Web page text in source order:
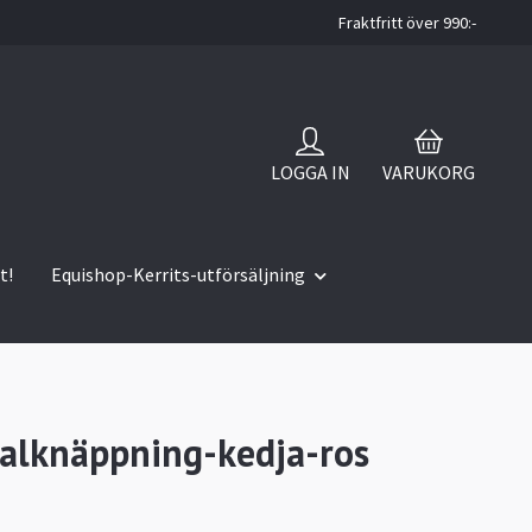
Fraktfritt över 990:-
LOGGA IN VARUKORG
Equishop-Kerrits-utförsäljning
kedja-ros